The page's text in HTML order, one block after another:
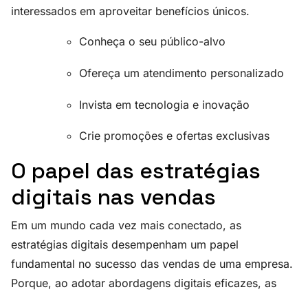
interessados em aproveitar benefícios únicos.
Conheça o seu público-alvo
Ofereça um atendimento personalizado
Invista em tecnologia e inovação
Crie promoções e ofertas exclusivas
O papel das estratégias
digitais nas vendas
Em um mundo cada vez mais conectado, as
estratégias digitais desempenham um papel
fundamental no sucesso das vendas de uma empresa.
Porque, ao adotar abordagens digitais eficazes, as